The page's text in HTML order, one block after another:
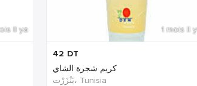
Il ya 1 mois Il
42 DT
كريم شجرة الشاي
بَنْزَرْت‎، Tunisia